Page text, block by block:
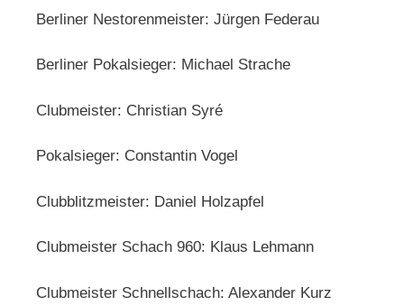
Berliner Nestorenmeister: Jürgen Federau
Berliner Pokalsieger: Michael Strache
Clubmeister: Christian Syré
Pokalsieger: Constantin Vogel
Clubblitzmeister: Daniel Holzapfel
Clubmeister Schach 960: Klaus Lehmann
Clubmeister Schnellschach: Alexander Kurz